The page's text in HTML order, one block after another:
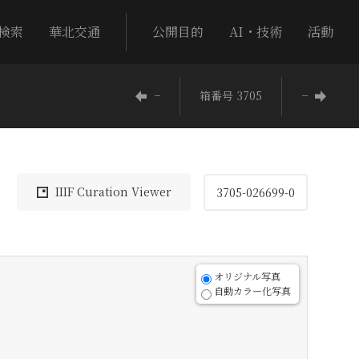
索 華北交通 公開目的 AI・技術 活動
− 箱番号 3705 −
IIIF Curation Viewer 3705-026699-0
オリジナル写真
自動カラー化写真